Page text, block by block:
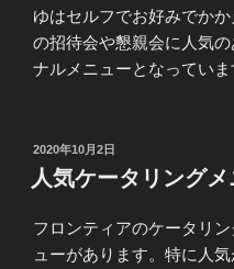
ゆはセルフでお好みでか
の招待会や懇親会に人気
ナルメニューとなっていま
投
稿
日:
2020年10月2日
人気ケータリング
フロンティアのケータリ
ューがあります。特に人